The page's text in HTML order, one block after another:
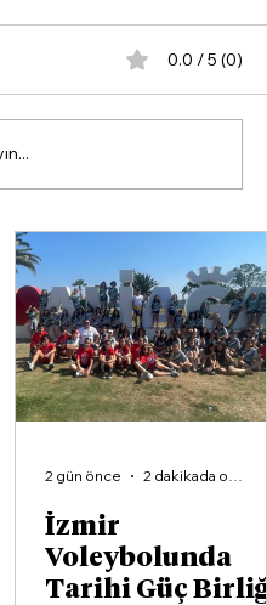
İzmir
Voleybolunda
Tarihi Güç
2 gün önce 2 dakikada okunur
17 Ekim’de
0.0 / 5 (0)